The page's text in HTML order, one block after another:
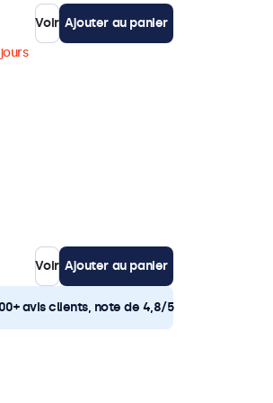
Voir Ajouter au panier
Voir Ajouter au panier
avis clients, note de 4,8/5